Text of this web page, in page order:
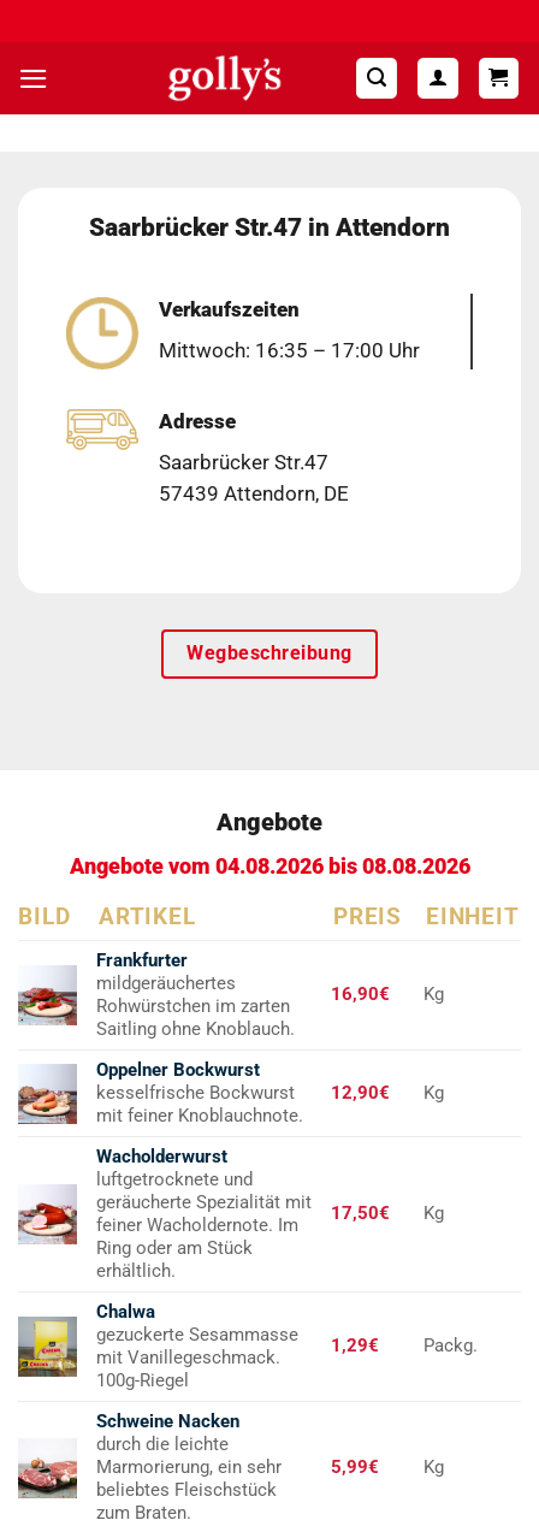
springen
Saarbrücker Str.47 in Attendorn
Verkaufszeiten
Mittwoch: 16:35 – 17:00 Uhr
Adresse
Saarbrücker Str.47
57439 Attendorn, DE
Wegbeschreibung
Angebote
Angebote vom 04.08.2026 bis 08.08.2026
BILD ARTIKEL PREIS EINHEIT
Frankfurter
mildgeräuchertes
Rohwürstchen im zarten
Saitling ohne Knoblauch.
16,90€ Kg
Oppelner Bockwurst
kesselfrische Bockwurst
mit feiner Knoblauchnote.
12,90€ Kg
Wacholderwurst
luftgetrocknete und
geräucherte Spezialität mit
feiner Wacholdernote. Im
Ring oder am Stück
erhältlich.
17,50€ Kg
Chalwa
gezuckerte Sesammasse
mit Vanillegeschmack.
100g-Riegel
1,29€ Packg.
Schweine Nacken
durch die leichte
Marmorierung, ein sehr
beliebtes Fleischstück
zum Braten.
5,99€ Kg